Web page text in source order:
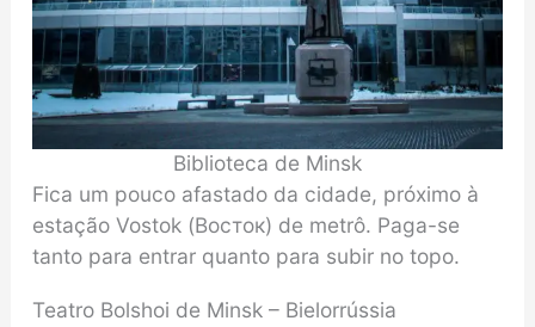
Biblioteca de Minsk
Fica um pouco afastado da cidade, próximo à
estação Vostok (Восток) de metrô. Paga-se
tanto para entrar quanto para subir no topo.
Teatro Bolshoi de Minsk – Bielorrússia